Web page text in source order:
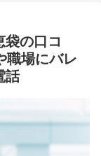
袋の口コ
職場にバレ
話